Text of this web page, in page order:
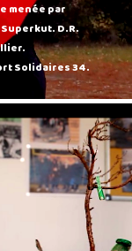
menée par
D.R.
Solidaires 34.